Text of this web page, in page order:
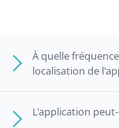
À quelle
localisation de
L'application